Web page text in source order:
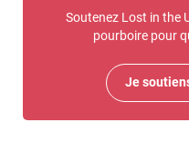
Soutenez Lost in the
pourboire pour
Je